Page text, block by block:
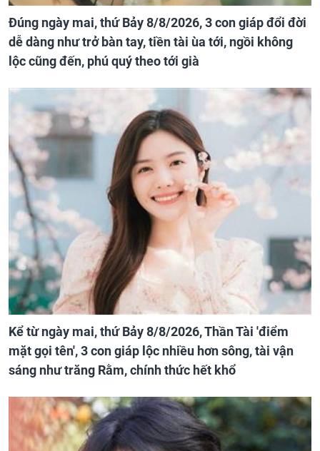
Đúng ngày mai, thứ Bảy 8/8/2026, 3 con giáp đổi đời
dễ dàng như trở bàn tay, tiền tài ùa tới, ngồi không
lộc cũng đến, phú quý theo tới già
Kể từ ngày mai, thứ Bảy 8/8/2026, Thần Tài 'điểm
mặt gọi tên', 3 con giáp lộc nhiều hơn sông, tài vận
sáng như trăng Rằm, chính thức hết khổ